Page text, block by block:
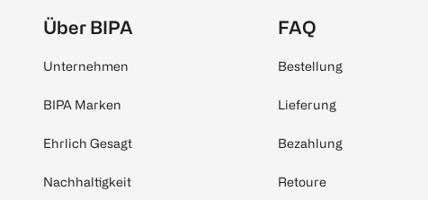
Über BIPA
Unternehmen
BIPA Marken
Ehrlich Gesagt
Nachhaltigkeit
FAQ
Bestellung
Lieferung
Bezahlung
Retoure